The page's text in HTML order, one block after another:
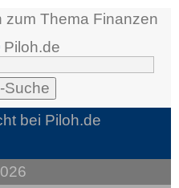
zum Thema Finanzen
Piloh.de
bei Piloh.de